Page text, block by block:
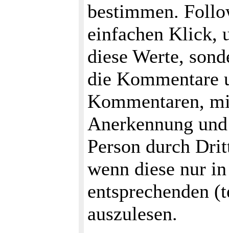
bestimmen.
einfachen Klick,
diese Werte,
die Kommentare
Kommentaren,
Anerkennung
Person durch
wenn diese nur
entsprechenden
auszulesen.